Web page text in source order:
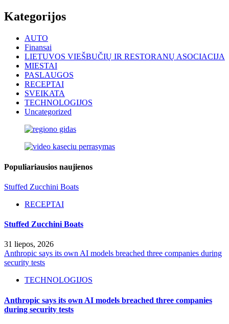
Kategorijos
AUTO
Finansai
LIETUVOS VIEŠBUČIŲ IR RESTORANŲ ASOCIACIJA
MIESTAI
PASLAUGOS
RECEPTAI
SVEIKATA
TECHNOLOGIJOS
Uncategorized
Populiariausios naujienos
Stuffed Zucchini Boats
RECEPTAI
Stuffed Zucchini Boats
31 liepos, 2026
Anthropic says its own AI models breached three companies during
security tests
TECHNOLOGIJOS
Anthropic says its own AI models breached three companies
during security tests